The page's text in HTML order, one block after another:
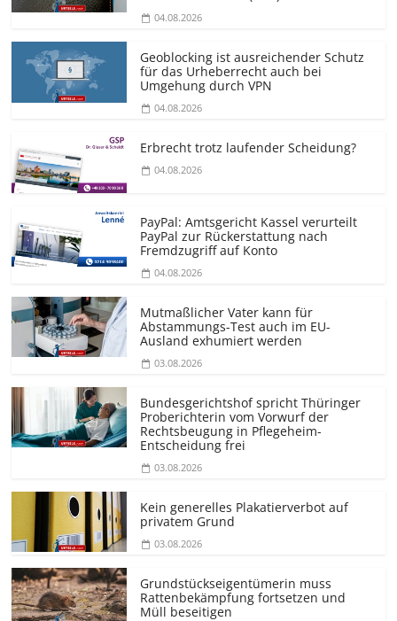
04.08.2026
Geoblocking ist ausreichender Schutz
für das Urheberrecht auch bei
Umgehung durch VPN
04.08.2026
Erbrecht trotz laufender Scheidung?
04.08.2026
PayPal: Amtsgericht Kassel verurteilt
PayPal zur Rückerstattung nach
Fremdzugriff auf Konto
04.08.2026
Mutmaßlicher Vater kann für
Abstammungs-Test auch im EU-
Ausland exhumiert werden
03.08.2026
Bundesgerichtshof spricht Thüringer
Proberichterin vom Vorwurf der
Rechtsbeugung in Pflegeheim-
Entscheidung frei
03.08.2026
Kein generelles Plakatierverbot auf
privatem Grund
03.08.2026
Grundstücks­eigentümerin muss
Rattenbekämpfung fortsetzen und
Müll beseitigen